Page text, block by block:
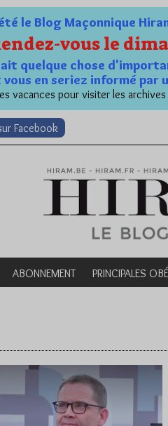
le Blog Maçonnique
vous le
quelque chose
vous en seriez informé par
vacances pour visiter les
Facebook
ABONNEMENT PRINCIPALES